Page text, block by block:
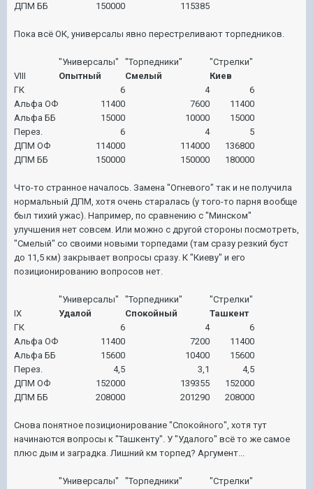
ДПМ ББ
150000 115385
Пока всё ОК, универсалы явно перестреливают торпедников.
"Универсалы" "Торпедники"
"Стрелки"
VIII
Опытный Смелый
Киев
ГК
6 4
6
Альфа ОФ
11400 7600
11400
Альфа ББ
15000 10000
15000
Перез.
6 4
5
ДПМ ОФ
114000 114000
136800
ДПМ ББ
150000 150000 180000
Что-то странное началось. Замена "Огневого" так и не получила
нормальный ДПМ, хотя очень старалась (у того-то парня вообще
был тихий ужас). Например, по сравнению с "Минском"
улучшения нет совсем. Или можно с другой стороны посмотреть,
"Смелый" со своими новыми торпедами (там сразу резкий буст
до 11,5 км) закрывает вопросы сразу. К "Киеву" и его
позиционированию вопросов нет.
"Универсалы" "Торпедники"
"Стрелки"
IX
Удалой Спокойный
Ташкент
ГК
6 4
6
Альфа ОФ
11400 7200
11400
Альфа ББ
15600 10400
15600
Перез.
4,5 3,1
4,5
ДПМ ОФ
152000 139355
152000
ДПМ ББ
208000 201290 208000
Снова понятное позиционирование "Спокойного", хотя тут
начинаются вопросы к "Ташкенту". У "Удалого" всё то же самое
плюс дым и заградка. Лишний км торпед? Аргумент...
"Универсалы" "Торпедники"
"Стрелки"